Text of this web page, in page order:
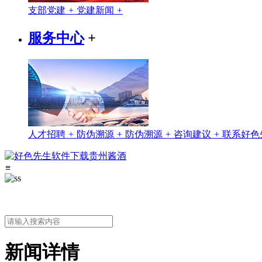
支部党建 + 党建新闻 +
服务中心+
人才招聘 + 防伪溯源 + 防伪溯源 + 咨询建议 + 联系好色
≡
新闻详情